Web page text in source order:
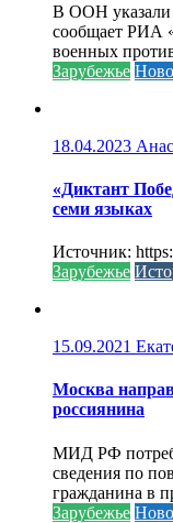
В ООН указали
сообщает РИА
военных
Зарубежье
18.04.2023
«Диктант
семи языках
Источник:
Зарубежье
15.09.2021
Москва
россиянина
МИД РФ
сведения по
гражданина в
Зарубежье